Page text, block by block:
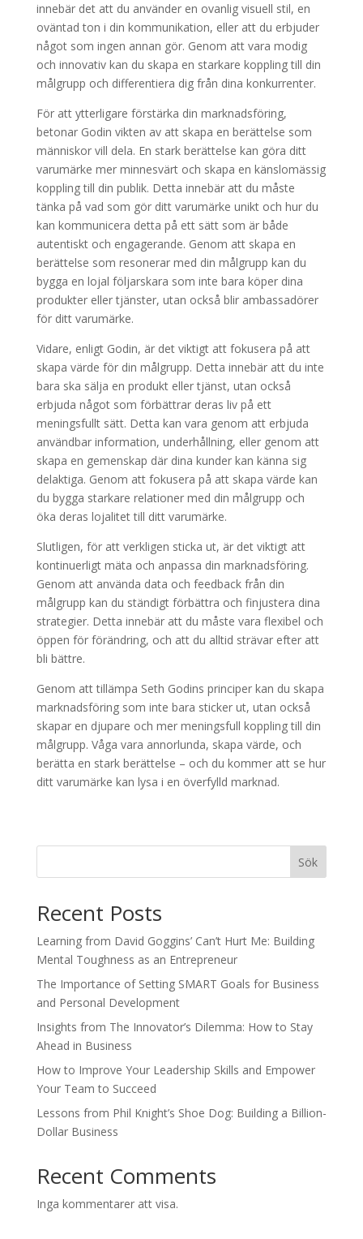
innebär det att du använder en ovanlig visuell stil, en
oväntad ton i din kommunikation, eller att du erbjuder
något som ingen annan gör. Genom att vara modig
och innovativ kan du skapa en starkare koppling till din
målgrupp och differentiera dig från dina konkurrenter.
För att ytterligare förstärka din marknadsföring,
betonar Godin vikten av att skapa en berättelse som
människor vill dela. En stark berättelse kan göra ditt
varumärke mer minnesvärt och skapa en känslomässig
koppling till din publik. Detta innebär att du måste
tänka på vad som gör ditt varumärke unikt och hur du
kan kommunicera detta på ett sätt som är både
autentiskt och engagerande. Genom att skapa en
berättelse som resonerar med din målgrupp kan du
bygga en lojal följarskara som inte bara köper dina
produkter eller tjänster, utan också blir ambassadörer
för ditt varumärke.
Vidare, enligt Godin, är det viktigt att fokusera på att
skapa värde för din målgrupp. Detta innebär att du inte
bara ska sälja en produkt eller tjänst, utan också
erbjuda något som förbättrar deras liv på ett
meningsfullt sätt. Detta kan vara genom att erbjuda
användbar information, underhållning, eller genom att
skapa en gemenskap där dina kunder kan känna sig
delaktiga. Genom att fokusera på att skapa värde kan
du bygga starkare relationer med din målgrupp och
öka deras lojalitet till ditt varumärke.
Slutligen, för att verkligen sticka ut, är det viktigt att
kontinuerligt mäta och anpassa din marknadsföring.
Genom att använda data och feedback från din
målgrupp kan du ständigt förbättra och finjustera dina
strategier. Detta innebär att du måste vara flexibel och
öppen för förändring, och att du alltid strävar efter att
bli bättre.
Genom att tillämpa Seth Godins principer kan du skapa
marknadsföring som inte bara sticker ut, utan också
skapar en djupare och mer meningsfull koppling till din
målgrupp. Våga vara annorlunda, skapa värde, och
berätta en stark berättelse – och du kommer att se hur
ditt varumärke kan lysa i en överfylld marknad.
Sök
Recent Posts
Learning from David Goggins’ Can’t Hurt Me: Building
Mental Toughness as an Entrepreneur
The Importance of Setting SMART Goals for Business
and Personal Development
Insights from The Innovator’s Dilemma: How to Stay
Ahead in Business
How to Improve Your Leadership Skills and Empower
Your Team to Succeed
Lessons from Phil Knight’s Shoe Dog: Building a Billion-
Dollar Business
Recent Comments
Inga kommentarer att visa.